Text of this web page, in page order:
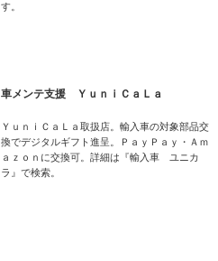
す。
車メンテ支援 ＹｕｎｉＣａＬａ
ＹｕｎｉＣａＬａ取扱店。輸入車の対象部品交
換でデジタルギフト進呈。ＰａｙＰａｙ・Ａｍ
ａｚｏｎに交換可。詳細は『輸入車 ユニカ
ラ』で検索。